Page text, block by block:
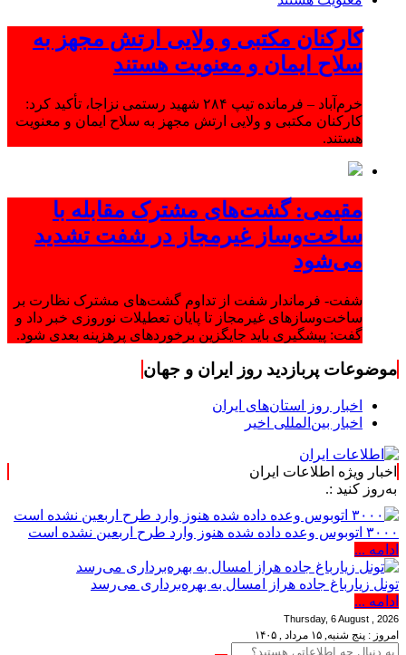
کارکنان مکتبی و ولایی ارتش مجهز به
سلاح ایمان و معنویت هستند
خرم‌آباد – فرمانده تیپ ۲۸۴ شهید رستمی نزاجا، تأکید کرد:
کارکنان مکتبی و ولایی ارتش مجهز به سلاح ایمان و معنویت
هستند.
مقیمی: گشت‌های مشترک مقابله با
ساخت‌وساز غیرمجاز در شفت تشدید
می‌شود
شفت- فرماندار شفت از تداوم گشت‌های مشترک نظارت بر
ساخت‌وسازهای غیرمجاز تا پایان تعطیلات نوروزی خبر داد و
گفت: پیشگیری باید جایگزین برخوردهای پرهزینه بعدی شود.
موضوعات پربازدید روز ایران و جهان
اخبار روز استان‌های ایران
اخبار بین‌المللی اخیر
اخبار ویژه اطلاعات ایران
۳۰۰۰ اتوبوس وعده داده شده هنوز وارد طرح اربعین نشده است
ادامه ...
تونل زیارباغ جاده هراز امسال به بهره‌برداری می‌رسد
ادامه ...
Thursday, 6 August , 2026
امروز : پنج شنبه, ۱۵ مرداد , ۱۴۰۵